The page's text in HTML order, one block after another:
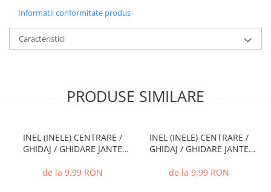
Informatii conformitate produs
Caracteristici
PRODUSE SIMILARE
INEL (INELE) CENTRARE /
GHIDAJ / GHIDARE JANTE
de la 9,99 RON
INEL (INELE) CENTRARE /
GHIDAJ / GHIDARE JANTE
de la 9,99 RON